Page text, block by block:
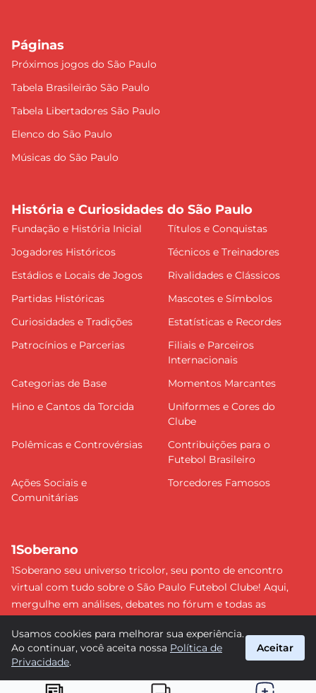
Páginas
Próximos jogos do São Paulo
Tabela Brasileirão São Paulo
Tabela Libertadores São Paulo
Elenco do São Paulo
Músicas do São Paulo
História e Curiosidades do São Paulo
Fundação e História Inicial
Títulos e Conquistas
Jogadores Históricos
Técnicos e Treinadores
Estádios e Locais de Jogos
Rivalidades e Clássicos
Partidas Históricas
Mascotes e Símbolos
Curiosidades e Tradições
Estatísticas e Recordes
Patrocínios e Parcerias
Filiais e Parceiros
Internacionais
Categorias de Base
Momentos Marcantes
Hino e Cantos da Torcida
Uniformes e Cores do
Clube
Polêmicas e Controvérsias
Contribuições para o
Futebol Brasileiro
Ações Sociais e
Comunitárias
Torcedores Famosos
1Soberano
1Soberano seu universo tricolor, seu ponto de encontro
virtual com tudo sobre o São Paulo Futebol Clube! Aqui,
mergulhe em análises, debates no fórum e todas as
detalhe e faça parte dessa comunidade apaixonada pelo
tricolor paulista. #SPFC #SãoPaulo #1Soberano
Usamos cookies para melhorar sua experiência.
Ao continuar, você aceita nossa Política de
Privacidade.
Aceitar